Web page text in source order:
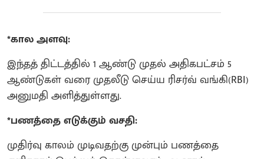
*கால அளவு:
இந்தத் திட்டத்தில் 1 ஆண்டு முதல் அதிகபட்சம் 5
ஆண்டுகள் வரை முதலீடு செய்ய ரிசர்வ் வங்கி(RBI)
அனுமதி அளித்துள்ளது.
*பணத்தை எடுக்கும் வசதி:
முதிர்வு காலம் முடிவதற்கு முன்பும் பணத்தை